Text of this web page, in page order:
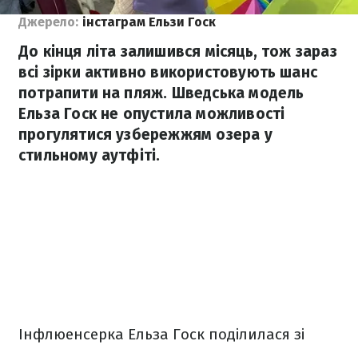
Джерело: інстаграм Ельзи Госк
До кінця літа залишився місяць, тож зараз
всі зірки активно використовують шанс
потрапити на пляж. Шведська модель
Ельза Госк не опустила можливості
прогулятися узбережжям озера у
стильному аутфіті.
Інфлюенсерка Ельза Госк поділилася зі